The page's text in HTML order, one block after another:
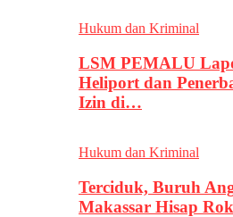
Hukum dan Kriminal
LSM PEMALU
Heliport dan
Izin di…
Hukum dan Kriminal
Terciduk, Buruh
Makassar Hisap